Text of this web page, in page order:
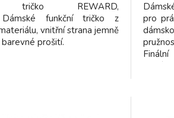
tričko REWARD,
Dámské funkční tričko z
vnitřní strana jemně
prošití.
pro